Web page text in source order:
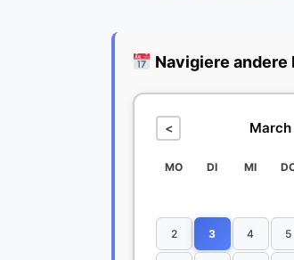
Navigiere andere
<
MO DI MI
2 3 4 5